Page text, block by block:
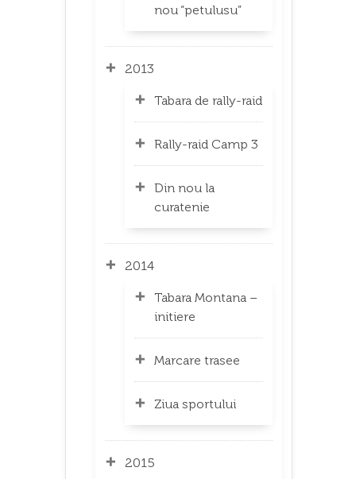
nou “petulusu”
2013
Tabara de rally-raid
Rally-raid Camp 3
Din nou la
curatenie
2014
Tabara Montana –
initiere
Marcare trasee
Ziua sportului
2015